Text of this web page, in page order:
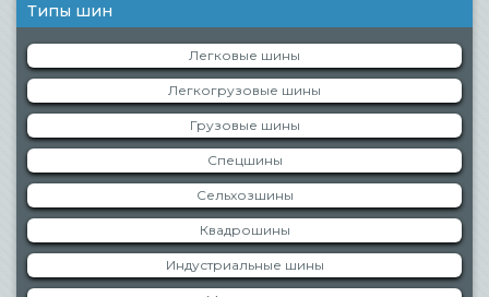
Типы шин
Легковые шины
Легкогрузовые шины
Грузовые шины
Спецшины
Сельхозшины
Квадрошины
Индустриальные шины